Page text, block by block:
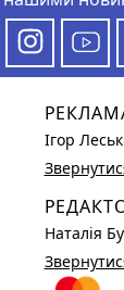
Ігор
Наталія